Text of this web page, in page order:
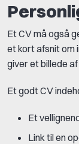
Et CV må også
et kort afsnit om
giver et billede
Et godt CV
Et
Link til en